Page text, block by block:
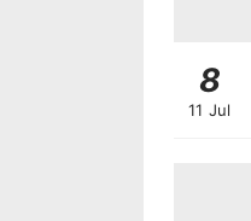
8
11 Jul